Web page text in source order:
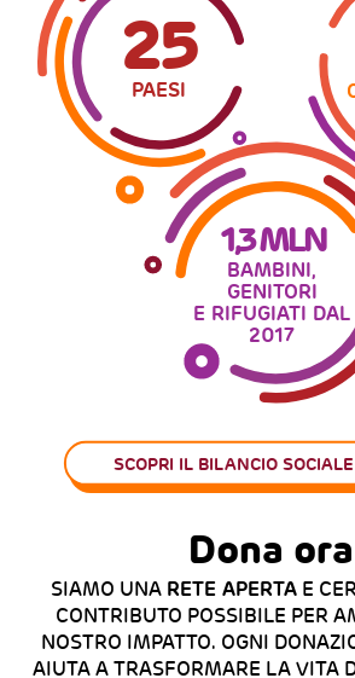
25
PAESI
1,3 MLN
BAMBINI,
GENITORI
E RIFUGIATI DAL
2017
SCOPRI IL BILANCIO
Dona ora
SIAMO UNA RETE APERTA E
CONTRIBUTO POSSIBILE PER
NOSTRO IMPATTO. OGNI
AIUTA A TRASFORMARE LA VITA